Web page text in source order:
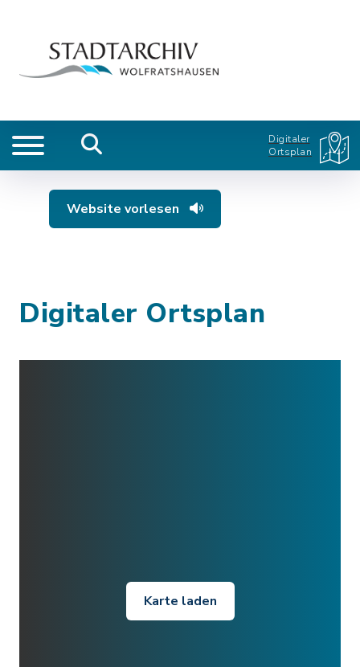
Digitaler
Ortsplan
Website vorlesen
Digitaler Ortsplan
Karte laden